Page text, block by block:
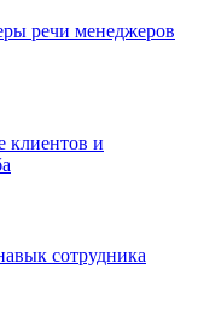
речи менеджеров
клиентов и
сотрудника